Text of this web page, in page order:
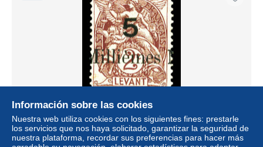
** N°62b, Erreur: 5m sur 2c brun lilas sur n°10 du Levant.
SUP. R. (certificats) Qualité: ** Cote: 3250 euros
± 808,85 US$
Información sobre las cookies
Nuestra web utiliza cookies con los siguientes fines: prestarle
los servicios que nos haya solicitado, garantizar la seguridad de
nuestra plataforma, recordar sus preferencias para hacer más